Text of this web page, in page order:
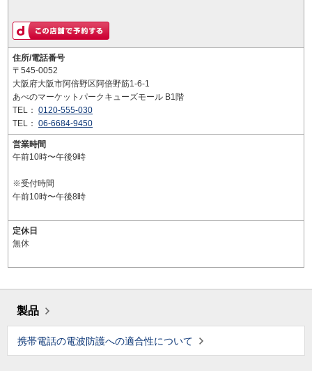
住所/電話番号
〒545-0052
大阪府大阪市阿倍野区阿倍野筋1-6-1
あべのマーケットパークキューズモール B1階
TEL： 0120-555-030
TEL： 06-6684-9450
営業時間
午前10時〜午後9時
※受付時間
午前10時〜午後8時
定休日
無休
製品
携帯電話の電波防護への適合性について